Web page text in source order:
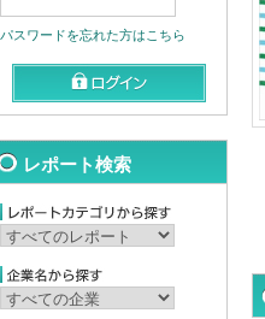
パスワードを忘れた方はこちら
レポート検索